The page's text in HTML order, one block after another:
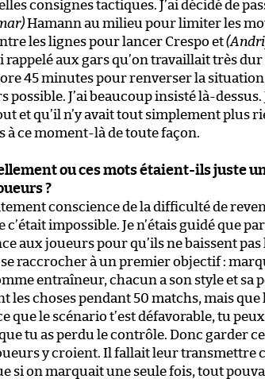
consignes tactiques. J’ai décidé de
Hamann au milieu pour limiter les
les lignes pour lancer Crespo et
rappelé aux gars qu’on travaillait très
45 minutes pour renverser la situation
J’ai beaucoup insisté là-dessus.
et qu’il n’y avait tout simplement plus
à ce moment-là de toute façon.
ou ces mots étaient-ils juste
?
conscience de la difficulté de
c’était impossible. Je n’étais guidé que
aux joueurs pour qu’ils ne baissent pas
raccrocher à un premier objectif :
entraîneur, chacun a son style et sa
les choses pendant 50 matchs, mais que
que le scénario t’est défavorable, tu
tu as perdu le contrôle. Donc garder
y croient. Il fallait leur transmettre
si on marquait une seule fois, tout